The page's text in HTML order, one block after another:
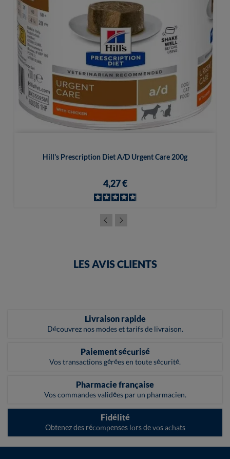
Hill's Prescription Diet A/d Urgent Care 200g
4,27 €
LES AVIS CLIENTS
Livraison rapide
Découvrez nos modes et tarifs de livraison.
Paiement sécurisé
Vos transactions gérées en toute sécurité.
Pharmacie française
Vos commandes validées par un pharmacien.
Fidélité
Obtenez des récompenses lors de vos achats